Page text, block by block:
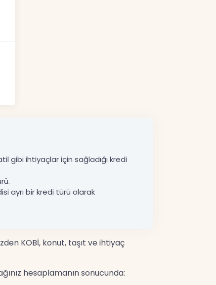
gibi ihtiyaçlar için sağladığı kredi
ayrı bir kredi türü olarak
KOBİ, konut, taşıt ve ihtiyaç
hesaplamanın sonucunda: